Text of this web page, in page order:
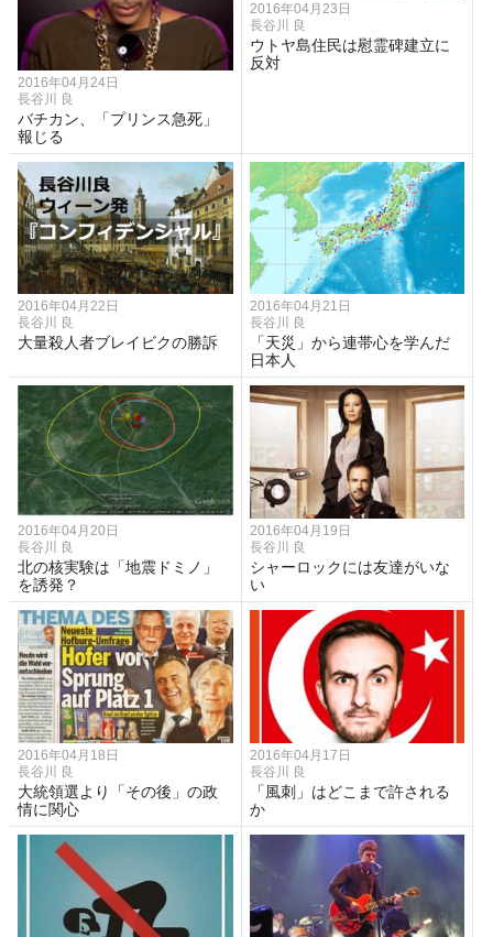
2016年04月24日
長谷川 良
バチカン、「プリンス急死」
報じる
2016年04月23日
長谷川 良
ウトヤ島住民は慰霊碑建立に
反対
2016年04月22日
長谷川 良
大量殺人者ブレイビクの勝訴
2016年04月21日
長谷川 良
「天災」から連帯心を学んだ
日本人
2016年04月20日
長谷川 良
北の核実験は「地震ドミノ」
を誘発？
2016年04月19日
長谷川 良
シャーロックには友達がいな
い
2016年04月18日
長谷川 良
大統領選より「その後」の政
情に関心
2016年04月17日
長谷川 良
「風刺」はどこまで許される
か